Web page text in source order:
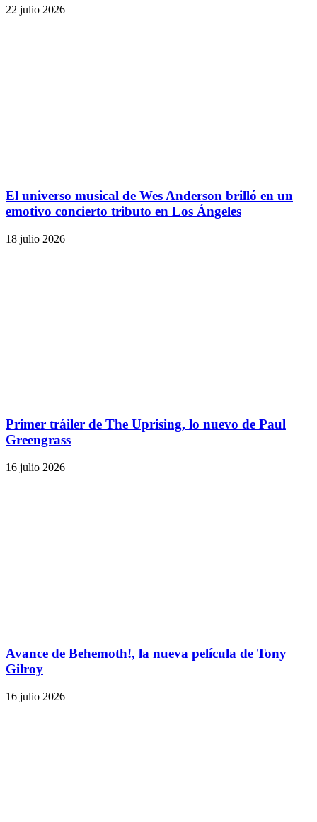
22 julio 2026
El universo musical de Wes Anderson brilló en un
emotivo concierto tributo en Los Ángeles
18 julio 2026
Primer tráiler de The Uprising, lo nuevo de Paul
Greengrass
16 julio 2026
Avance de Behemoth!, la nueva película de Tony
Gilroy
16 julio 2026